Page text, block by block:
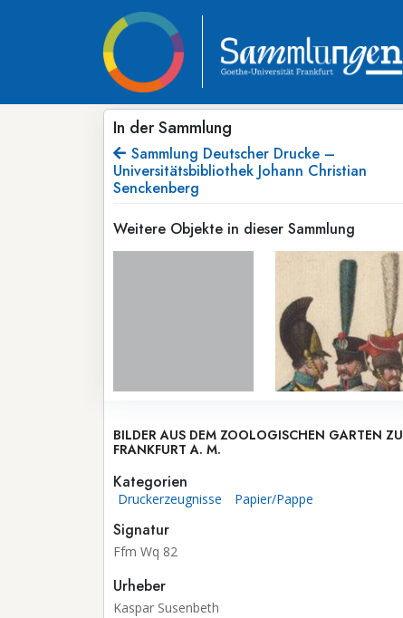
In der Sammlung
Sammlung Deutscher Drucke –
Universitätsbibliothek Johann Christian
Senckenberg
Weitere Objekte in dieser Sammlung
BILDER AUS DEM ZOOLOGISCHEN GARTEN ZU
FRANKFURT A. M.
Kategorien
Druckerzeugnisse Papier/Pappe
Signatur
Ffm Wq 82
Urheber
Kaspar Susenbeth